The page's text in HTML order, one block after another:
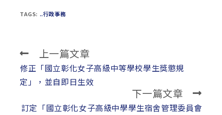
TAGS: ..行政事務
Read
more
articles
上一篇文章
修正「國立彰化女子高級中等學校學生獎懲規
定」，並自即日生效
下一篇文章
訂定「國立彰化女子高級中學學生宿舍管理委員會